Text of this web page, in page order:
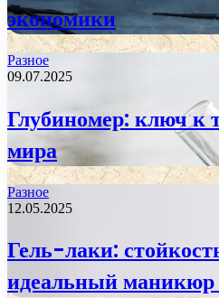
экономики
Разное
09.07.2025
Глубиномер: ключ к
мира
Разное
12.05.2025
Гель-лаки:
идеальный маникюр